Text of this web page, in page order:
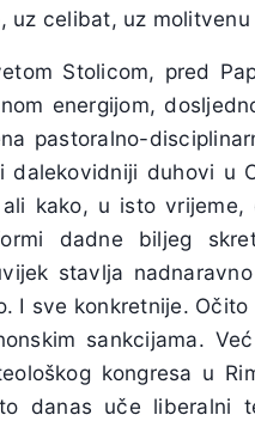
celibat, uz
Stolicom, pred
energijom,
pastoralno-
dalekovidniji duhovi u
kako, u isto
dadne biljeg
stavlja
I sve konkretnije.
sankcijama.
kongresa u
danas uče liberalni